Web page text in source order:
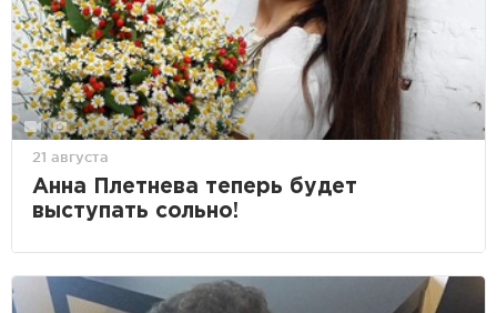
21 августа
Анна Плетнева теперь будет
выступать сольно!